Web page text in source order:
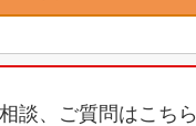
談、ご質問はこちら